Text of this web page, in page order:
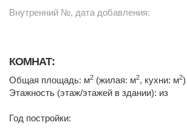
Внутренний №, дата добавления:
КОМНАТ:
Общая площадь: м2 (жилая: м2, кухни: м2)
Этажность (этаж/этажей в здании): из
Год постройки: